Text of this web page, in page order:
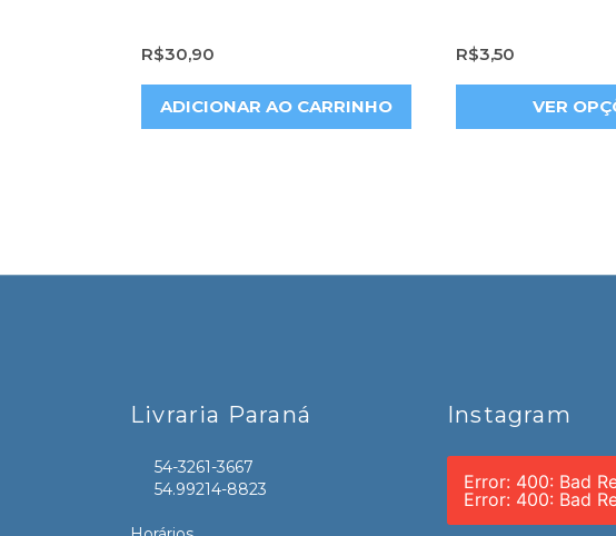
R$30,90
ADICIONAR AO CARRINHO
R$3,50
VER
Livraria Paraná
54-3261-3667
54.99214-8823
Instagram
Error: 400: Bad
Error: 400: Bad